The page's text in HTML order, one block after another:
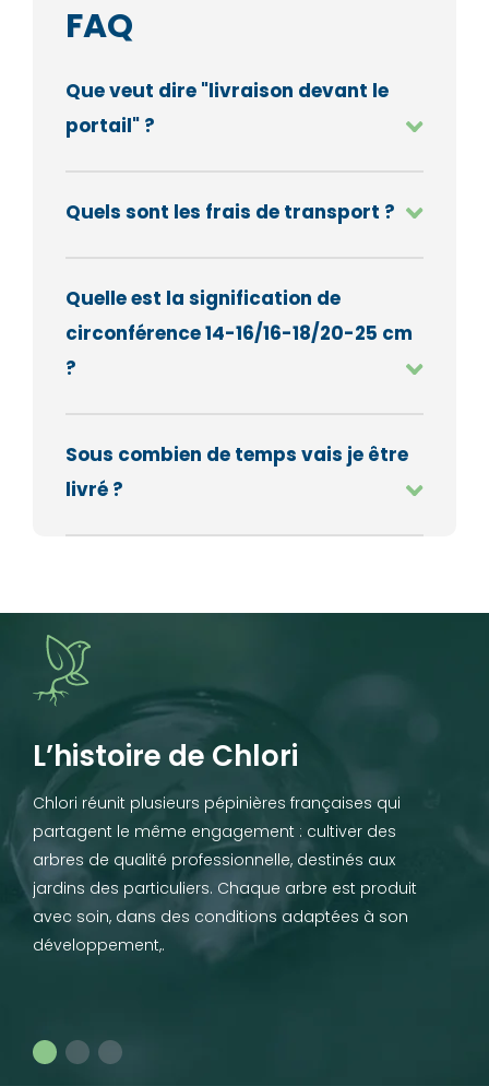
FAQ
Que veut dire "livraison devant le
portail" ?
Quels sont les frais de transport ?
Quelle est la signification de
circonférence 14-16/16-18/20-25 cm
?
Sous combien de temps vais je être
livré ?
L’histoire de Chlori
Chlori réunit plusieurs pépinières françaises qui
partagent le même engagement : cultiver des
arbres de qualité professionnelle, destinés aux
jardins des particuliers. Chaque arbre est produit
avec soin, dans des conditions adaptées à son
développement,.
E-mail:*
E-mail:*